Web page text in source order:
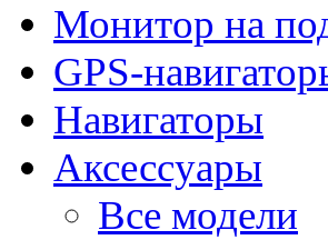
Монитор на
GPS-
Навигаторы
Аксессуары
Все модели